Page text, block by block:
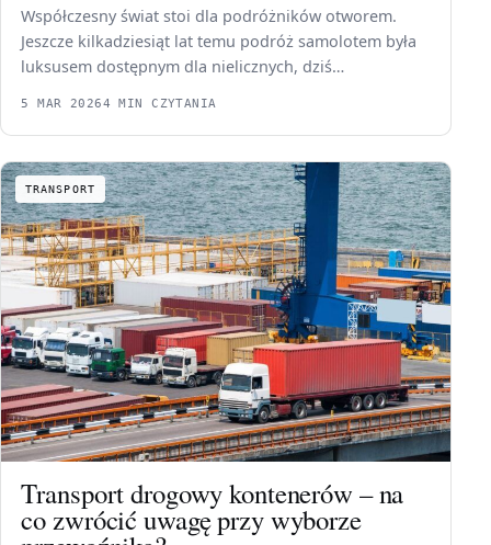
Współczesny świat stoi dla podróżników otworem.
Jeszcze kilkadziesiąt lat temu podróż samolotem była
luksusem dostępnym dla nielicznych, dziś…
5 MAR 20264 MIN CZYTANIA
TRANSPORT
Transport drogowy kontenerów – na
co zwrócić uwagę przy wyborze